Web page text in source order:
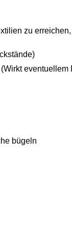
zu
bügeln